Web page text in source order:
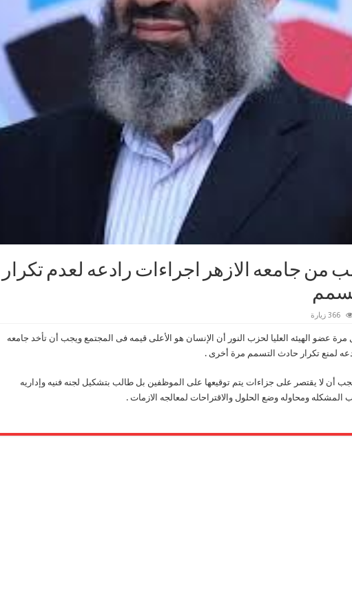
من جامعه الازهر اجراءات رادعه لعدم تكرار
366 زيارة
عضو الهيئه العليا لحزب النور أن الإنسان هو الأعلى قيمه فى المجتمع ويجب أن تأخد جامعه
لمنع تكرار حادث التسمم مرة أخرى .
أن لا يقتصر على جزاءات يتم توقيعها على الموظفين بل طالب بتشكيل لجنه فنيه وإداريه
ومحاوله وضع الحلول والاقتراحات لمعالجه الازمات .